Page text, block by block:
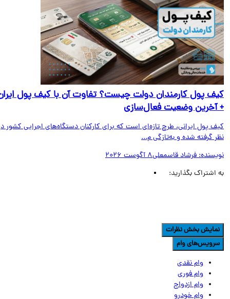
پول کارمندان دولت چیست؟ تفاوت آن با کیف پول ایران
وضعیت فعال‌سازی
پول ایرانی، طرح تازه‌ای است که برای کارکنان دستگاه‌های اجرایی کشور در
گرفته شده و به‌تازگی م...
فرشاد قاسمعلی8 آگوست 2026
اشتراک بگذارید:
بخش نظرات
وام
وام نقدی
وام فوری
وام ازدواج
وام خودرو